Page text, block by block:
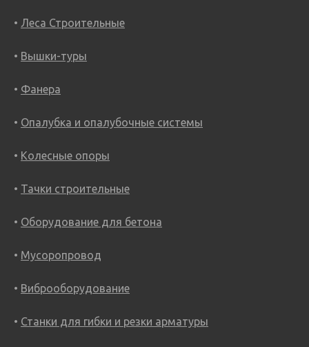
Леса Строительные
Вышки-туры
Фанера
Опалубка и опалубочные системы
Колесные опоры
Тачки строительные
Оборудование для бетона
Мусоропровод
Виброоборудование
Станки для гибки и резки арматуры